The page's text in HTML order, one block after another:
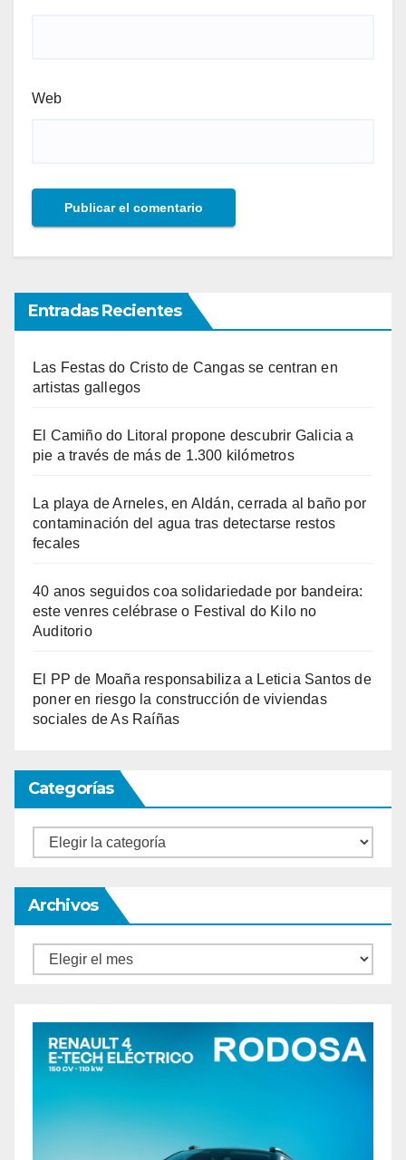
Web
Entradas Recientes
Las Festas do Cristo de Cangas se centran en
artistas gallegos
El Camiño do Litoral propone descubrir Galicia a
pie a través de más de 1.300 kilómetros
La playa de Arneles, en Aldán, cerrada al baño por
contaminación del agua tras detectarse restos
fecales
40 anos seguidos coa solidariedade por bandeira:
este venres celébrase o Festival do Kilo no
Auditorio
El PP de Moaña responsabiliza a Leticia Santos de
poner en riesgo la construcción de viviendas
sociales de As Raíñas
Categorías
Categorías
Archivos
Archivos